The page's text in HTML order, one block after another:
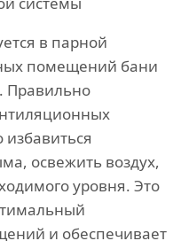
в парной
помещений бани
Правильно
избавиться
освежить воздух,
уровня. Это
и обеспечивает